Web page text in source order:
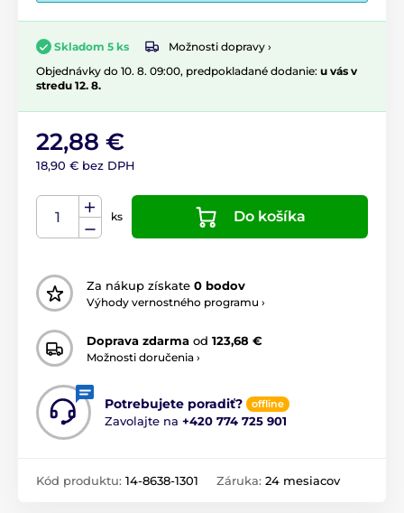
Skladom 5 ks
Možnosti dopravy ›
Objednávky do 10. 8. 09:00, predpokladané dodanie: u vás v
stredu 12. 8.
22,88 €
18,90 € bez DPH
ks Do košíka
Za nákup získate 0 bodov
Výhody vernostného programu ›
Doprava zdarma od 123,68 €
Možnosti doručenia ›
Potrebujete poradiť? offline
Zavolajte na +420 774 725 901
Kód produktu: 14-8638-1301 Záruka: 24 mesiacov